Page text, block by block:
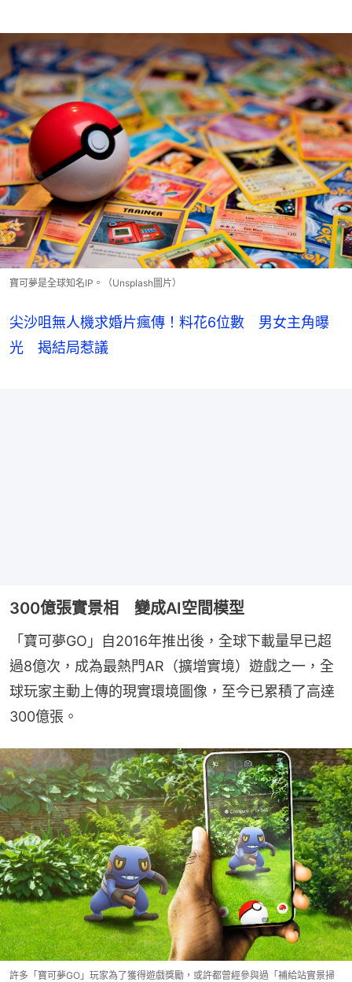
寶可夢是全球知名IP。（Unsplash圖片）
尖沙咀無人機求婚片瘋傳！料花6位數 男女主角曝
光 揭結局惹議
300億張實景相 變成AI空間模型
「寶可夢GO」自2016年推出後，全球下載量早已超
過8億次，成為最熱門AR（擴增實境）遊戲之一，全
球玩家主動上傳的現實環境圖像，至今已累積了高達
300億張。
許多「寶可夢GO」玩家為了獲得遊戲獎勵，或許都曾經參與過「補給站實景掃